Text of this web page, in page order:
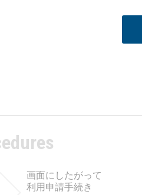
画面にしたがって
利用申請手続き